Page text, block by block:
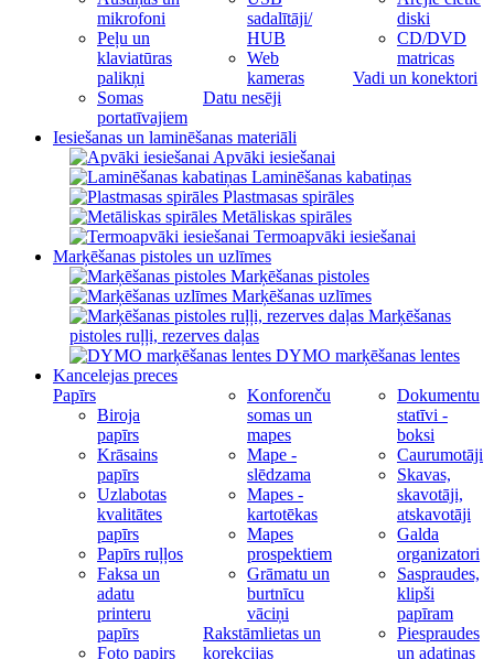
mikrofoni
Peļu un
klaviatūras
palikņi
Somas
portatīvajiem
sadalītāji/
HUB
Web
kameras
Datu nesēji
diski
CD/DVD
matricas
Vadi un konektori
Iesiešanas un laminēšanas materiāli
Apvāki iesiešanai
Laminēšanas kabatiņas
Plastmasas spirāles
Metāliskas spirāles
Termoapvāki iesiešanai
Marķēšanas pistoles un uzlīmes
Marķēšanas pistoles
Marķēšanas uzlīmes
Marķēšanas
pistoles ruļļi, rezerves daļas
DYMO marķēšanas lentes
Kancelejas preces
Papīrs
Biroja
papīrs
Krāsains
papīrs
Uzlabotas
kvalitātes
papīrs
Papīrs ruļļos
Faksa un
adatu
printeru
papīrs
Foto papirs
Konforenču
somas un
mapes
Mape -
slēdzama
Mapes -
kartotēkas
Mapes
prospektiem
Grāmatu un
burtnīcu
vāciņi
Rakstāmlietas un
korekcijas
Dokumentu
statīvi -
boksi
Caurumotāji
Skavas,
skavotāji,
atskavotāji
Galda
organizatori
Saspraudes,
klipši
papīram
Piespraudes
un adatiņas